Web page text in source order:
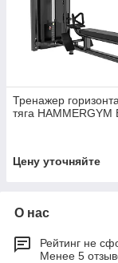
Тренажер
тяга HAMMERGYM
Цену уточняйте
О нас
Рейтинг не
Менее 5